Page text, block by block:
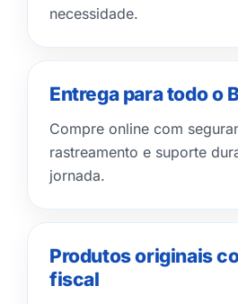
necessidade.
Entrega para todo o
Compre online com
rastreamento e suporte
jornada.
Produtos originais
fiscal